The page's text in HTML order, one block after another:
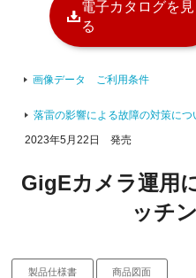
画像データ ご利用条件
電子カタログを見
る
落雷の影響による故障の対策に
2023年5月22日 発売
GigEカメラ運用
ッチ
製品仕様書 商品図面